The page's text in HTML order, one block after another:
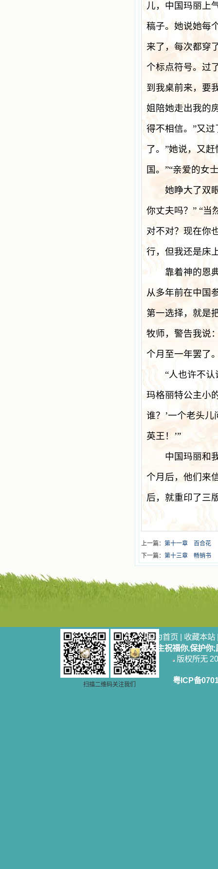
儿，中国玛丽上
稿子。她说她每
来了，每次都穿
个标点符号。过
到我桌前来，要
姐陪她走出我的
得不相信。 ”又过
了。 ”她说，又
国。 ”“亲爱的女
她睁大了双眼
你丈夫吗？ ” “当
对不对？现在你
行，但我还是床
靠着神的恩典
从多年前在中国
第一选择，就是
牧师，警告我说
个月至一年罢了
“人也许不认
玛格丽特公主小
谁？ ’一个老头儿
英王！ ’”
中国玛丽和我
个月后，他们来
后，就重印了三
上一篇： 第十一章 百合花
下一篇： 第十三章 畅销书
扫描二维码关注我们
设为首页 | 收藏本站
愿天主祝福你,保护你
版权所无
粤ICP备